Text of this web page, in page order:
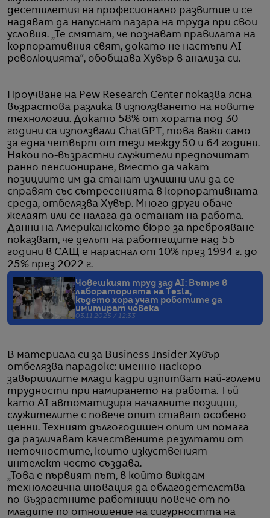
десетилетия на професионално развитие и се
надяват да напуснат пазара на труда при свои
условия. „Те смятат, че познават правилата на
корпоративния свят, докато не настъпи AI
революцията“, обобщава Хувър в анализа си.
Проучване на Pew Research Center показва ясна
възрастова разлика в използването на новите
технологии. Докато 58% от хората под 30
години са използвали ChatGPT, това важи само
за една четвърт от тези между 50 и 64 години.
Някои по-възрастни служители предпочитат
ранно пенсиониране, вместо да чакат
позициите им да станат излишни или да се
справят със сътресенията в корпоративната
среда, отбелязва Хувър. Много други обаче
желаят или се налага да останат на работа.
Данни на Американското бюро за преброяване
показват, че делът на работещите над 55
години в САЩ е нараснал от 10% през 1994 г. до
25% през 2022 г.
Човешкият труд зад AI: Вътре в
лабораторията на Tesla,
където хора учат роботите да
имитират човека
03.11.2025 / 12:33
В материала си за Business Insider Хувър
отбелязва парадокс: именно наскоро
завършилите млади кадри изпитват най-големи
трудности при намирането на работа. Тъй
като AI автоматизира началните позиции,
служителите с повече опит стават особено
ценни. Техният дългогодишен опит им помага
да различават качествените резултати от
неточностите, които изкуственият
интелект често създава.
„Това е първият път, в който виждам
технологична иновация да облагодетелства
по-възрастните работници повече от по-
младите по отношение на сигурността на